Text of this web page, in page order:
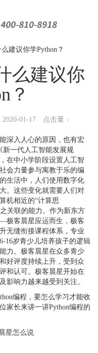
建议你学Python？
么建议你
？
01-17 点击量：
深入人心的原因，也有宏
新一代人工智能发展规
在中小学阶段设置人工智
会力量参与寓教于乐的编
生活中，人们使用数字化
。这些变化就需要人们对
机相近的“计算思
关联的能力。作为新东方
极客晨星应运而生，极客
无缝衔接课程体系，专业
16岁青少儿培养孩子的逻辑
力。极客晨星在众多青少
好评度持续上升，受到众
和认可。极客晨星开始在
影响力越来越受到关注。
编程，要怎么学习才能收
家长来讲一讲Python编程的
星怎么说